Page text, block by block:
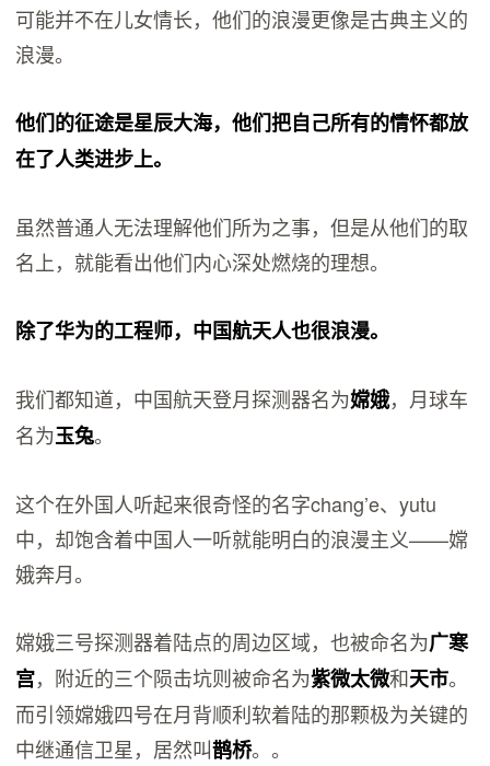
可能并不在儿女情长，他们的浪漫更像是古典主义的
浪漫。
他们的征途是星辰大海，他们把自己所有的情怀都放
在了人类进步上。
虽然普通人无法理解他们所为之事，但是从他们的取
名上，就能看出他们内心深处燃烧的理想。
除了华为的工程师，中国航天人也很浪漫。
我们都知道，中国航天登月探测器名为嫦娥，月球车
名为玉兔。
这个在外国人听起来很奇怪的名字chang’e、yutu
中，却饱含着中国人一听就能明白的浪漫主义——嫦
娥奔月。
嫦娥三号探测器着陆点的周边区域，也被命名为广寒
宫，附近的三个陨击坑则被命名为紫微太微和天市。
而引领嫦娥四号在月背顺利软着陆的那颗极为关键的
中继通信卫星，居然叫鹊桥。。